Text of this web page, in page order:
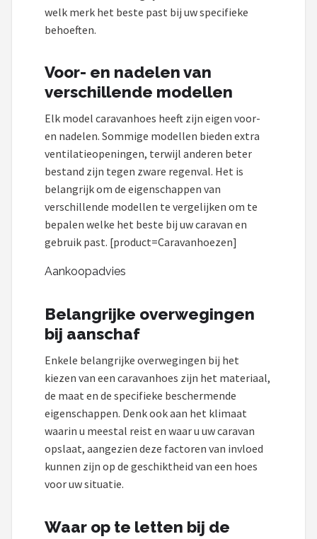
welk merk het beste past bij uw specifieke
behoeften.
Voor- en nadelen van
verschillende modellen
Elk model caravanhoes heeft zijn eigen voor-
en nadelen. Sommige modellen bieden extra
ventilatieopeningen, terwijl anderen beter
bestand zijn tegen zware regenval. Het is
belangrijk om de eigenschappen van
verschillende modellen te vergelijken om te
bepalen welke het beste bij uw caravan en
gebruik past. [product=Caravanhoezen]
Aankoopadvies
Belangrijke overwegingen
bij aanschaf
Enkele belangrijke overwegingen bij het
kiezen van een caravanhoes zijn het materiaal,
de maat en de specifieke beschermende
eigenschappen. Denk ook aan het klimaat
waarin u meestal reist en waar u uw caravan
opslaat, aangezien deze factoren van invloed
kunnen zijn op de geschiktheid van een hoes
voor uw situatie.
Waar op te letten bij de